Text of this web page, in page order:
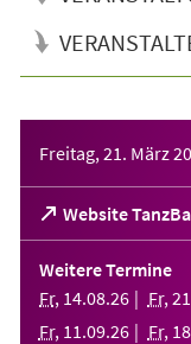
Freitag, 21. März
Website
(Öffnet
in
einem
neuen
Tab)
Weitere Termine
Fr, 14.08.26 Fr, 21
Fr, 11 .09.26 Fr, 18